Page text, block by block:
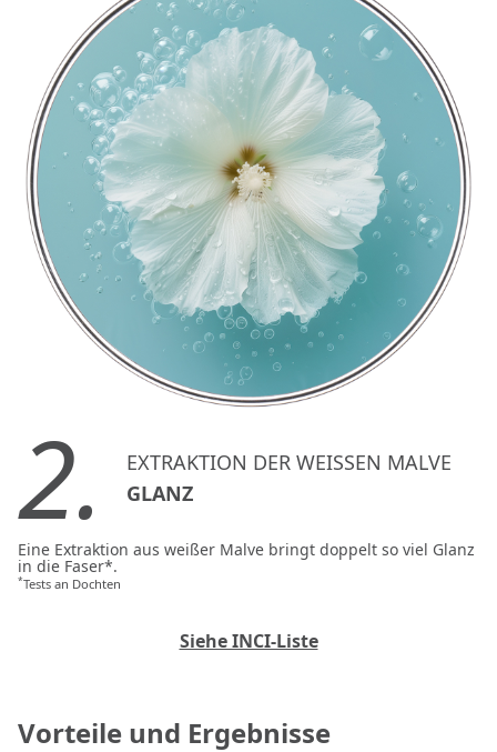
2.
EXTRAKTION DER WEISSEN MALVE
GLANZ
Eine Extraktion aus weißer Malve bringt doppelt so viel Glanz
in die Faser*.
*Tests an Dochten
Siehe INCI-Liste
Vorteile und Ergebnisse